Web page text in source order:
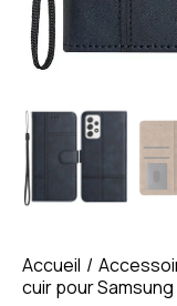
Accueil
cuir pour Samsung